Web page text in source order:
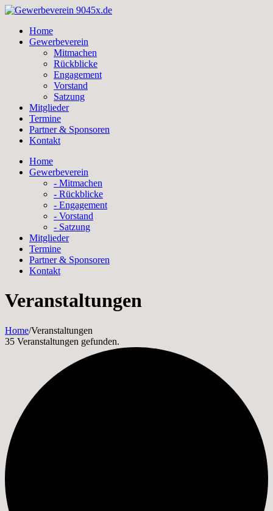
Skip
contentHome
Gewerbeverein
Mitmachen
Rückblicke
Engagement
Vorstand
Satzung
Mitglieder
Termine
Partner & Sponsoren
Kontakt
Home
Gewerbeverein
- Mitmachen
- Rückblicke
- Engagement
- Vorstand
- Satzung
Mitglieder
Termine
Partner & Sponsoren
Kontakt
Veranstaltungen
Home/Veranstaltungen
35 Veranstaltungen gefunden.